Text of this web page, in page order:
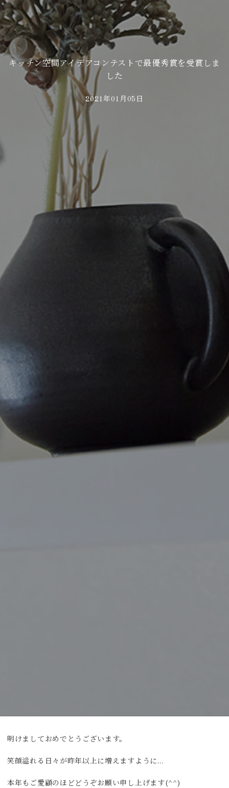
キッチン空間アイデアコンテストで最優秀賞を受賞しま
した
2021年01月05日
明けましておめでとうございます。
笑顔溢れる日々が昨年以上に増えますように…
本年もご愛顧のほどどうぞお願い申し上げます(^^)